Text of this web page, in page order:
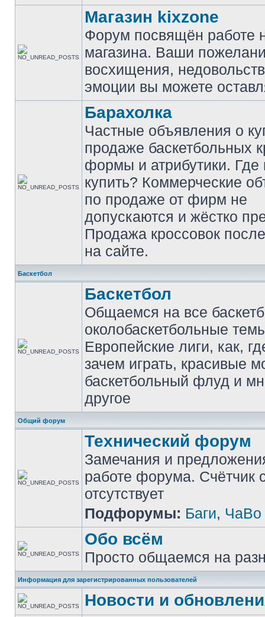
Магазин kixzone
Форум посвящён работе
магазина. Ваши
восхищения,
эмоции вы можете
Барахолка
Частные объявления о
продаже баскетбольных
формы и атрибутики. Где
купить? Коммерческие
по продаже от фирм не
допускаются и жёстко
Продажа кроссовок
на сайте.
Баскетбол
Баскетбол
Общаемся на все
околобаскетбольные
Европейские лиги, как,
зачем играть, красивые
баскетбольный флуд и
другое
Общий форум
Технический форум
Замечания и
работе форума. Счётчик
отсутствует
Подфорумы: Баги, ЧаВо
Обо всём
Просто общаемся на
Информация для зарегистрированных пользователей
Новости и